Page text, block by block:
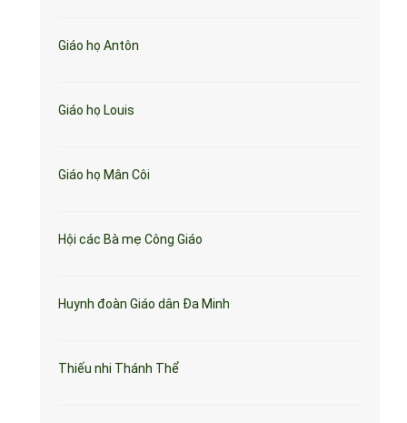
Giáo họ Antôn
Giáo họ Louis
Giáo họ Mân Côi
Hội các Bà mẹ Công Giáo
Huynh đoàn Giáo dân Đa Minh
Thiếu nhi Thánh Thể